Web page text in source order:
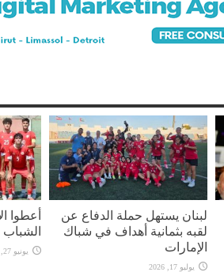
لبنان يستهل حملة الدفاع عن
لقبه بثمانية أهداف في شباك
الإمارات
يوليو 17, 2026
أعطوا
الشباب
يونيو 27, 2026